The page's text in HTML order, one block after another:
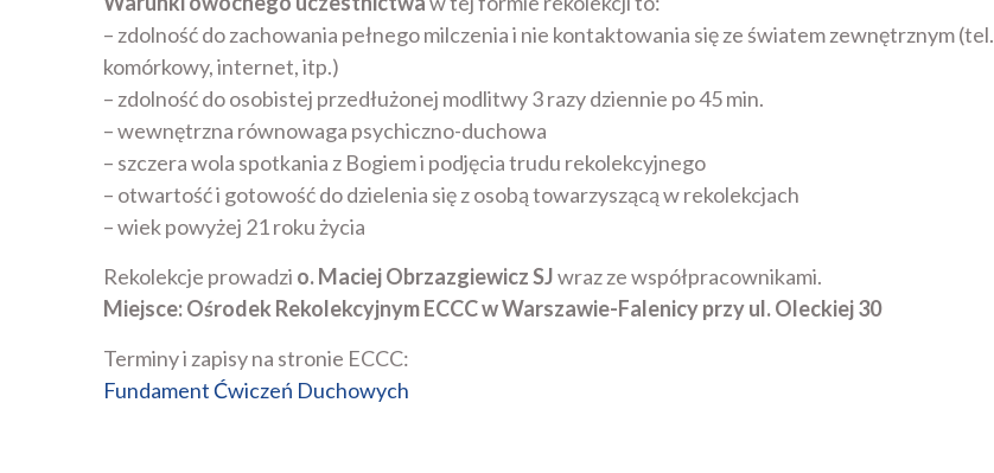
– zdolność do zachowania pełnego milczenia i nie kontaktowania się ze światem zewnętrznym (tel.
komórkowy, internet, itp.)
– zdolność do osobistej przedłużonej modlitwy 3 razy dziennie po 45 min.
– wewnętrzna równowaga psychiczno-duchowa
– szczera wola spotkania z Bogiem i podjęcia trudu rekolekcyjnego
– otwartość i gotowość do dzielenia się z osobą towarzyszącą w rekolekcjach
– wiek powyżej 21 roku życia
Rekolekcje prowadzi o. Maciej Obrzazgiewicz SJwraz ze współpracownikami.
Miejsce:Ośrodek Rekolekcyjnym ECCC w Warszawie-Falenicy przy ul. Oleckiej 30
Terminy i zapisy na stronie ECCC:
Fundament Ćwiczeń Duchowych